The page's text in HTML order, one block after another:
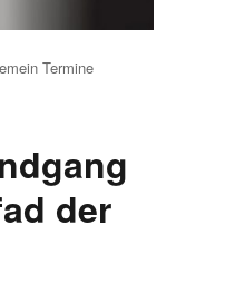
Termine
der